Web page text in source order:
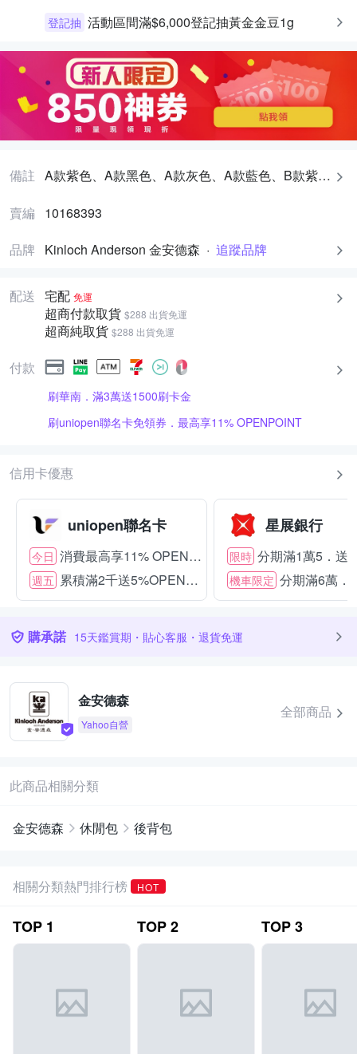
登記抽 活動區間滿$6,000登記抽黃金金豆1g
備註 A款紫色、A款黑色、A款灰色、A款藍色、B款紫色、B款黑色、B款藍色、C款黑色、C款黃色、C款藍綠色
賣編
10168393
品牌
Kinloch Anderson 金安德森 · 追蹤品牌
配送 宅配 免運
超商付款取貨 $288 出貨免運
超商純取貨 $288 出貨免運
付款
刷華南．滿3萬送1500刷卡金
刷uniopen聯名卡免領券．最高享11% OPENPOINT
信用卡優惠
uniopen聯名卡
今日 消費最高享11% OPENPOINT
週五 累積滿2千送5%OPENPOINT
星展銀行
限時 分期滿1萬5．送
機車限定 分期滿6萬．
購承諾 15天鑑賞期・貼心客服・退貨免運
金安德森
Yahoo自營
全部商品
此商品相關分類
金安德森 休閒包 後背包
相關分類熱門排行榜 HOT
TOP 1 TOP2 TOP3